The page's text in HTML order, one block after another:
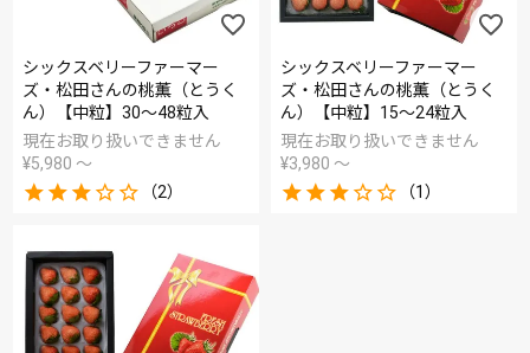
シックスベリーファーマー
ズ・松田さんの桃薫（とうく
ん）【中粒】30～48粒入
現在お取り扱いできません
¥5,980 〜
（2）
シックスベリーファーマー
ズ・松田さんの桃薫（とうく
ん）【中粒】15～24粒入
現在お取り扱いできません
¥3,980 〜
（1）